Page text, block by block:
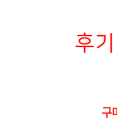
후
구